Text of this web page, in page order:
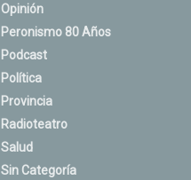
Opinión
Peronismo 80 Años
Podcast
Política
Provincia
Radioteatro
Salud
Sin Categoría